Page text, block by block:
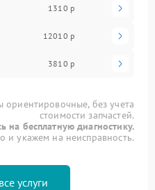
1310 р
12010 р
3810 р
ориентировочные, без учета
стоимости запчастей.
на бесплатную диагностику.
и укажем на неисправность.
услуги